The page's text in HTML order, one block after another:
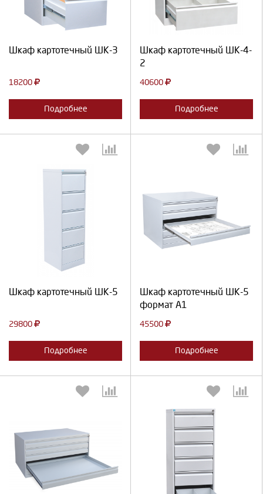
Шкаф картотечный ШК-3
18200
Подробнее
Шкаф картотечный ШК-4-
2
40600
Подробнее
Шкаф картотечный ШК-5
29800
Подробнее
Выберите количество:
Шкаф картотечный ШК-5
формат А1
45500
Подробнее
Выберите количество:
Выберите количество: